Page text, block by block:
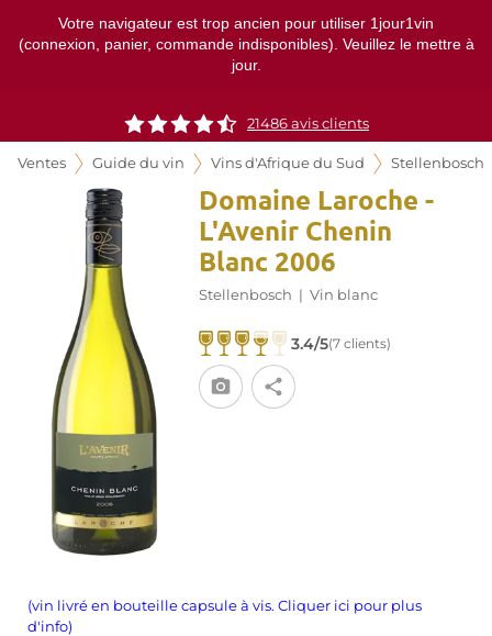
Votre navigateur est trop ancien pour utiliser 1jour1vin
(connexion, panier, commande indisponibles). Veuillez le mettre à
jour.
21486 avis clients
Ventes Guide du vin Vins d'Afrique du Sud Stellenbosch
Domaine Laroche -
L'Avenir Chenin
Blanc 2006
Stellenbosch | Vin blanc
3.4/5(7 clients)
(vin livré en bouteille capsule à vis. Cliquer ici pour plus
d'info)